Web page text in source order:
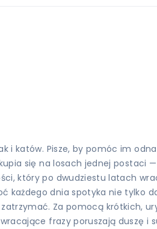
i katów. Pisze, by pomóc im
się na losach jednej postaci
który po dwudziestu latach
każdego dnia spotyka nie tylko
Za pomocą krótkich,
frazy poruszają duszę i